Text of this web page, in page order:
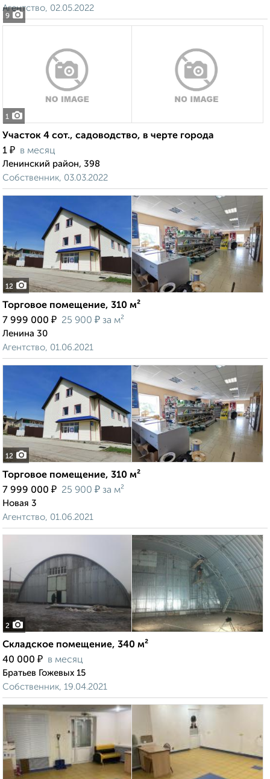
9
Агентство, 02.05.2022
1
Участок 4 сот., садоводство, в черте города
1 ₽ в месяц
Ленинский район, 398
Собственник, 03.03.2022
12
Торговое помещение, 310 м²
7 999 000 ₽ 25 900 ₽ за м²
Ленина 30
Агентство, 01.06.2021
12
Торговое помещение, 310 м²
7 999 000 ₽ 25 900 ₽ за м²
Новая 3
Агентство, 01.06.2021
2
Складское помещение, 340 м²
40 000 ₽ в месяц
Братьев Гожевых 15
Собственник, 19.04.2021